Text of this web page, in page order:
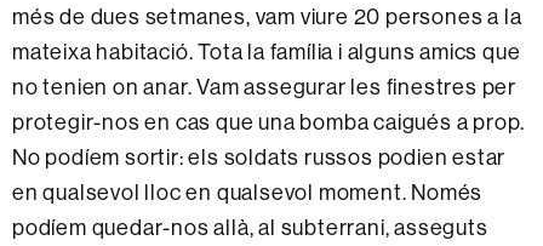
més de dues setmanes, vam viure 20 persones a la
mateixa habitació. Tota la família i alguns amics que
no tenien on anar. Vam assegurar les finestres per
protegir-nos en cas que una bomba caigués a prop.
No podíem sortir: els soldats russos podien estar
en qualsevol lloc en qualsevol moment. Només
podíem quedar-nos allà, al subterrani, asseguts